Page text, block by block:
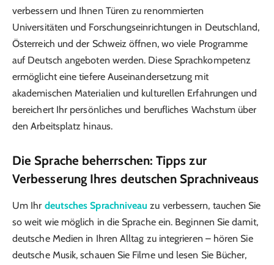
verbessern und Ihnen Türen zu renommierten
Universitäten und Forschungseinrichtungen in Deutschland,
Österreich und der Schweiz öffnen, wo viele Programme
auf Deutsch angeboten werden. Diese Sprachkompetenz
ermöglicht eine tiefere Auseinandersetzung mit
akademischen Materialien und kulturellen Erfahrungen und
bereichert Ihr persönliches und berufliches Wachstum über
den Arbeitsplatz hinaus.
Die Sprache beherrschen: Tipps zur
Verbesserung Ihres deutschen Sprachniveaus
Um Ihr deutsches Sprachniveau zu verbessern, tauchen Sie
so weit wie möglich in die Sprache ein. Beginnen Sie damit,
deutsche Medien in Ihren Alltag zu integrieren – hören Sie
deutsche Musik, schauen Sie Filme und lesen Sie Bücher,